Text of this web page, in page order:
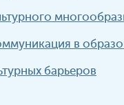
в
барьеров